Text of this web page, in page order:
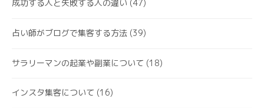
成功する人と失敗する人の違い (47)
占い師がブログで集客する方法 (39)
サラリーマンの起業や副業について (18)
インスタ集客について (16)